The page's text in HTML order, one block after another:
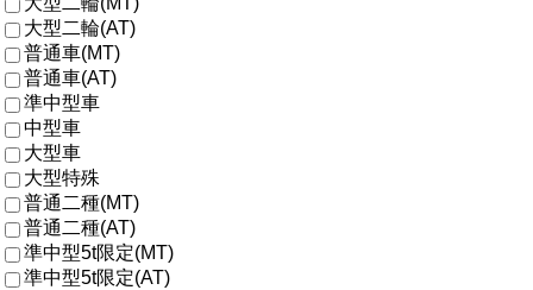
大型二輪(AT)
普通車(MT)
普通車(AT)
準中型車
中型車
大型車
大型特殊
普通二種(MT)
普通二種(AT)
準中型5t限定(MT)
準中型5t限定(AT)